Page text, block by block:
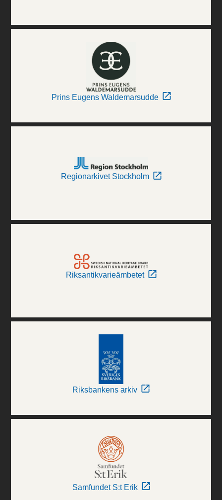
Prins Eugens Waldemarsudde
Regionarkivet Stockholm
Riksantikvarieämbetet
Riksbankens arkiv
Samfundet S:t Erik